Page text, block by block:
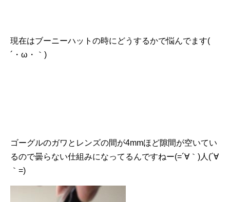
現在はブーニーハットの時にどうするかで悩んでます(
´・ω・｀)
ゴーグルのガワとレンズの間が4mmほど隙間が空いてい
るので曇らない仕組みになってるんですねー(=´∀｀)人(´∀
｀=)